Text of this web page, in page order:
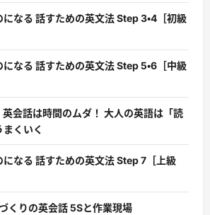
になる 話すための英文法 Step 3・4［初級
になる 話すための英文法 Step 5・6［中級
英会話は時間のムダ！ 大人の英語は「読
くいく
になる 話すための英文法 Step 7［上級
くりの英会話 5Sと作業現場